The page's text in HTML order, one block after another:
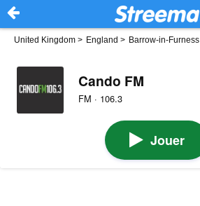
United Kingdom > England > Barrow-in-Furness
Cando FM
FM · 106.3
Jouer